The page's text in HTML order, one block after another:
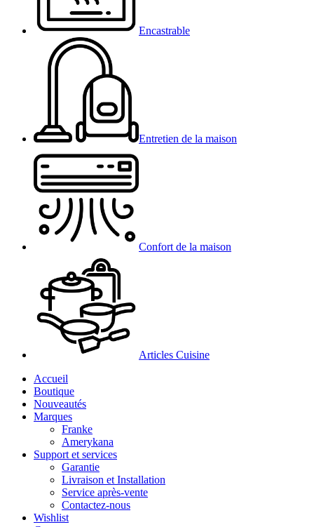
Encastrable
Entretien de la maison
Confort de la maison
Articles Cuisine
Accueil
Boutique
Nouveautés
Marques
Franke
Amerykana
Support et services
Garantie
Livraison et Installation
Service après-vente
Contactez-nous
Wishlist